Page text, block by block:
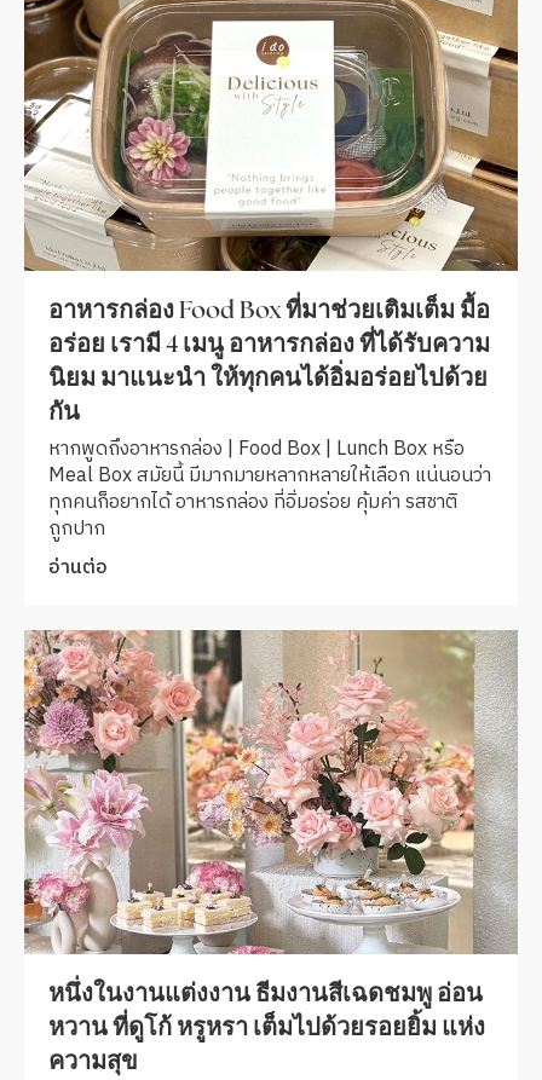
อาหารกล่อง Food Box ที่มาช่วยเติมเต็ม มื้อ
อร่อย เรามี 4 เมนู อาหารกล่อง ที่ได้รับความ
นิยม มาแนะนำ ให้ทุกคนได้อิ่มอร่อยไปด้วย
กัน
หากพูดถึงอาหารกล่อง | Food Box | Lunch Box หรือ
Meal Box สมัยนี้ มีมากมายหลากหลายให้เลือก แน่นอนว่า
ทุกคนก็อยากได้ อาหารกล่อง ที่อิ่มอร่อย คุ้มค่า รสชาติ
ถูกปาก
อ่านต่อ
หนึ่งในงานแต่งงาน ธีมงานสีเฉดชมพู อ่อน
หวาน ที่ดูโก้ หรูหรา เต็มไปด้วยรอยยิ้ม แห่ง
ความสุข